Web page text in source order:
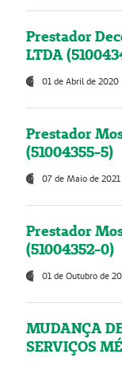
Prestador
LTDA
01 de Abril de 2020
Prestador
(51004355-5)
07 de Maio de 2021
Prestador
(51004352-0)
01 de Outubro de
MUDANÇA
SERVIÇOS